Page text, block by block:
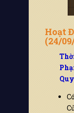
Hoạt
(24/